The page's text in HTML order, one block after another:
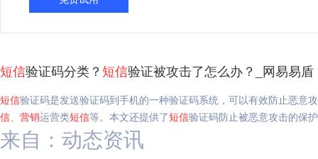
短信验证码分类？短信验证被攻击了怎么办？_网易易盾
短信验证码是发送验证码到手机的一种验证码系统，可以有效防止恶意
信、 营销运营类短信等。本文还提供了短信验证码防止被恶意攻击的保
来自：动态资讯